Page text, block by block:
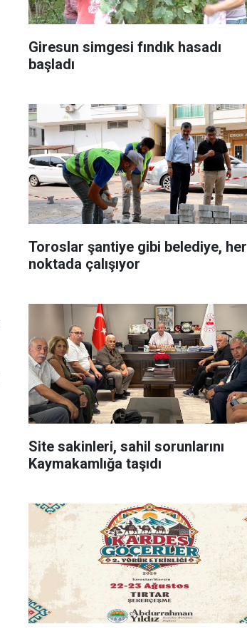
Giresun simgesi fındık hasadı
başladı
Toroslar şantiye gibi belediye, her
noktada çalışıyor
Site sakinleri, sahil sorunlarını
Kaymakamlığa taşıdı